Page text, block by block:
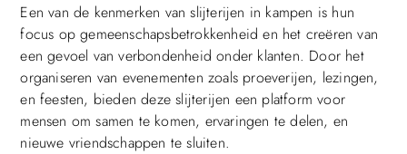
Een van de kenmerken van slijterijen in kampen is hun
focus op gemeenschapsbetrokkenheid en het creëren van
een gevoel van verbondenheid onder klanten. Door het
organiseren van evenementen zoals proeverijen, lezingen,
en feesten, bieden deze slijterijen een platform voor
mensen om samen te komen, ervaringen te delen, en
nieuwe vriendschappen te sluiten.